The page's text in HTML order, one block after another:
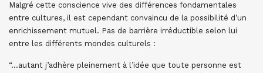
Malgré cette conscience vive des différences fondamentales
entre cultures, il est cependant convaincu de la possibilité d’un
enrichissement mutuel. Pas de barrière irréductible selon lui
entre les différents mondes culturels :
“…autant j’adhère pleinement à l’idée que toute personne est